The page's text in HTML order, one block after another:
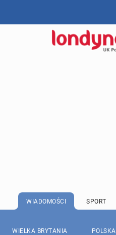
WIADOMOŚCI SPORT
WIELKA BRYTANIA POLSKA